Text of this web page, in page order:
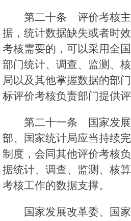
第二十条 评价考核
据，统计数据缺失或者时
考核需要的，可以采用全
部门统计、调查、监测、
局以及其他掌握数据的部
标评价考核负责部门提供
第二十一条 国家发
部、国家统计局应当持续
制度，会同其他评价考核
据统计、调查、监测、核
考核工作的数据支撑。
国家发展改革委、国